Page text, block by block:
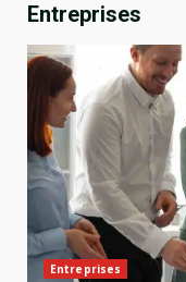
Entreprises
Entreprises